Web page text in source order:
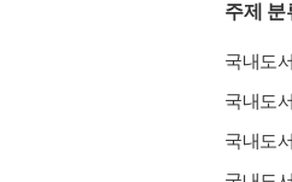
주제 분
국내도
국내도
국내도